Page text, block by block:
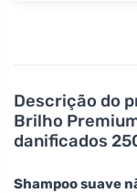
Descrição do
Brilho
danificados
Shampoo suave